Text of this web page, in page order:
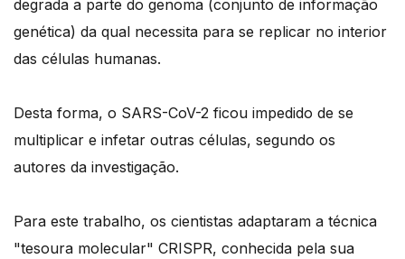
degrada a parte do genoma (conjunto de informação
genética) da qual necessita para se replicar no interior
das células humanas.
Desta forma, o SARS-CoV-2 ficou impedido de se
multiplicar e infetar outras células, segundo os
autores da investigação.
Para este trabalho, os cientistas adaptaram a técnica
"tesoura molecular" CRISPR, conhecida pela sua